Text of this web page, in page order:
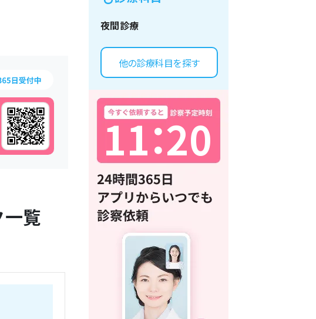
覧
夜間診療
他の診療科目を探す
11：
20